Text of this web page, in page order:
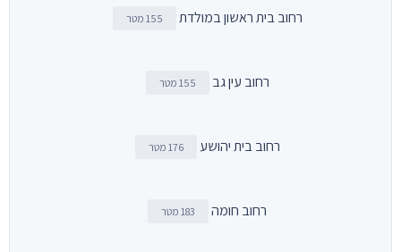
רחוב בית ראשון במולדת 155 מטר
רחוב עין גב 155 מטר
רחוב בית יהושע 176 מטר
רחוב חומה 183 מטר